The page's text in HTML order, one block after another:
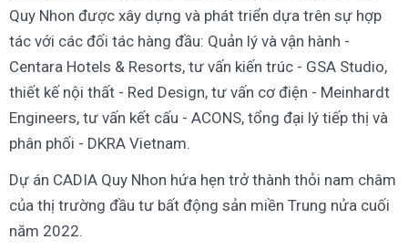
Quy Nhon được xây dựng và phát triển dựa trên sự hợp
tác với các đối tác hàng đầu: Quản lý và vận hành -
Centara Hotels & Resorts, tư vấn kiến trúc - GSA Studio,
thiết kế nội thất - Red Design, tư vấn cơ điện - Meinhardt
Engineers, tư vấn kết cấu - ACONS, tổng đại lý tiếp thị và
phân phối - DKRA Vietnam.
Dự án CADIA Quy Nhon hứa hẹn trở thành thỏi nam châm
của thị trường đầu tư bất động sản miền Trung nửa cuối
năm 2022.